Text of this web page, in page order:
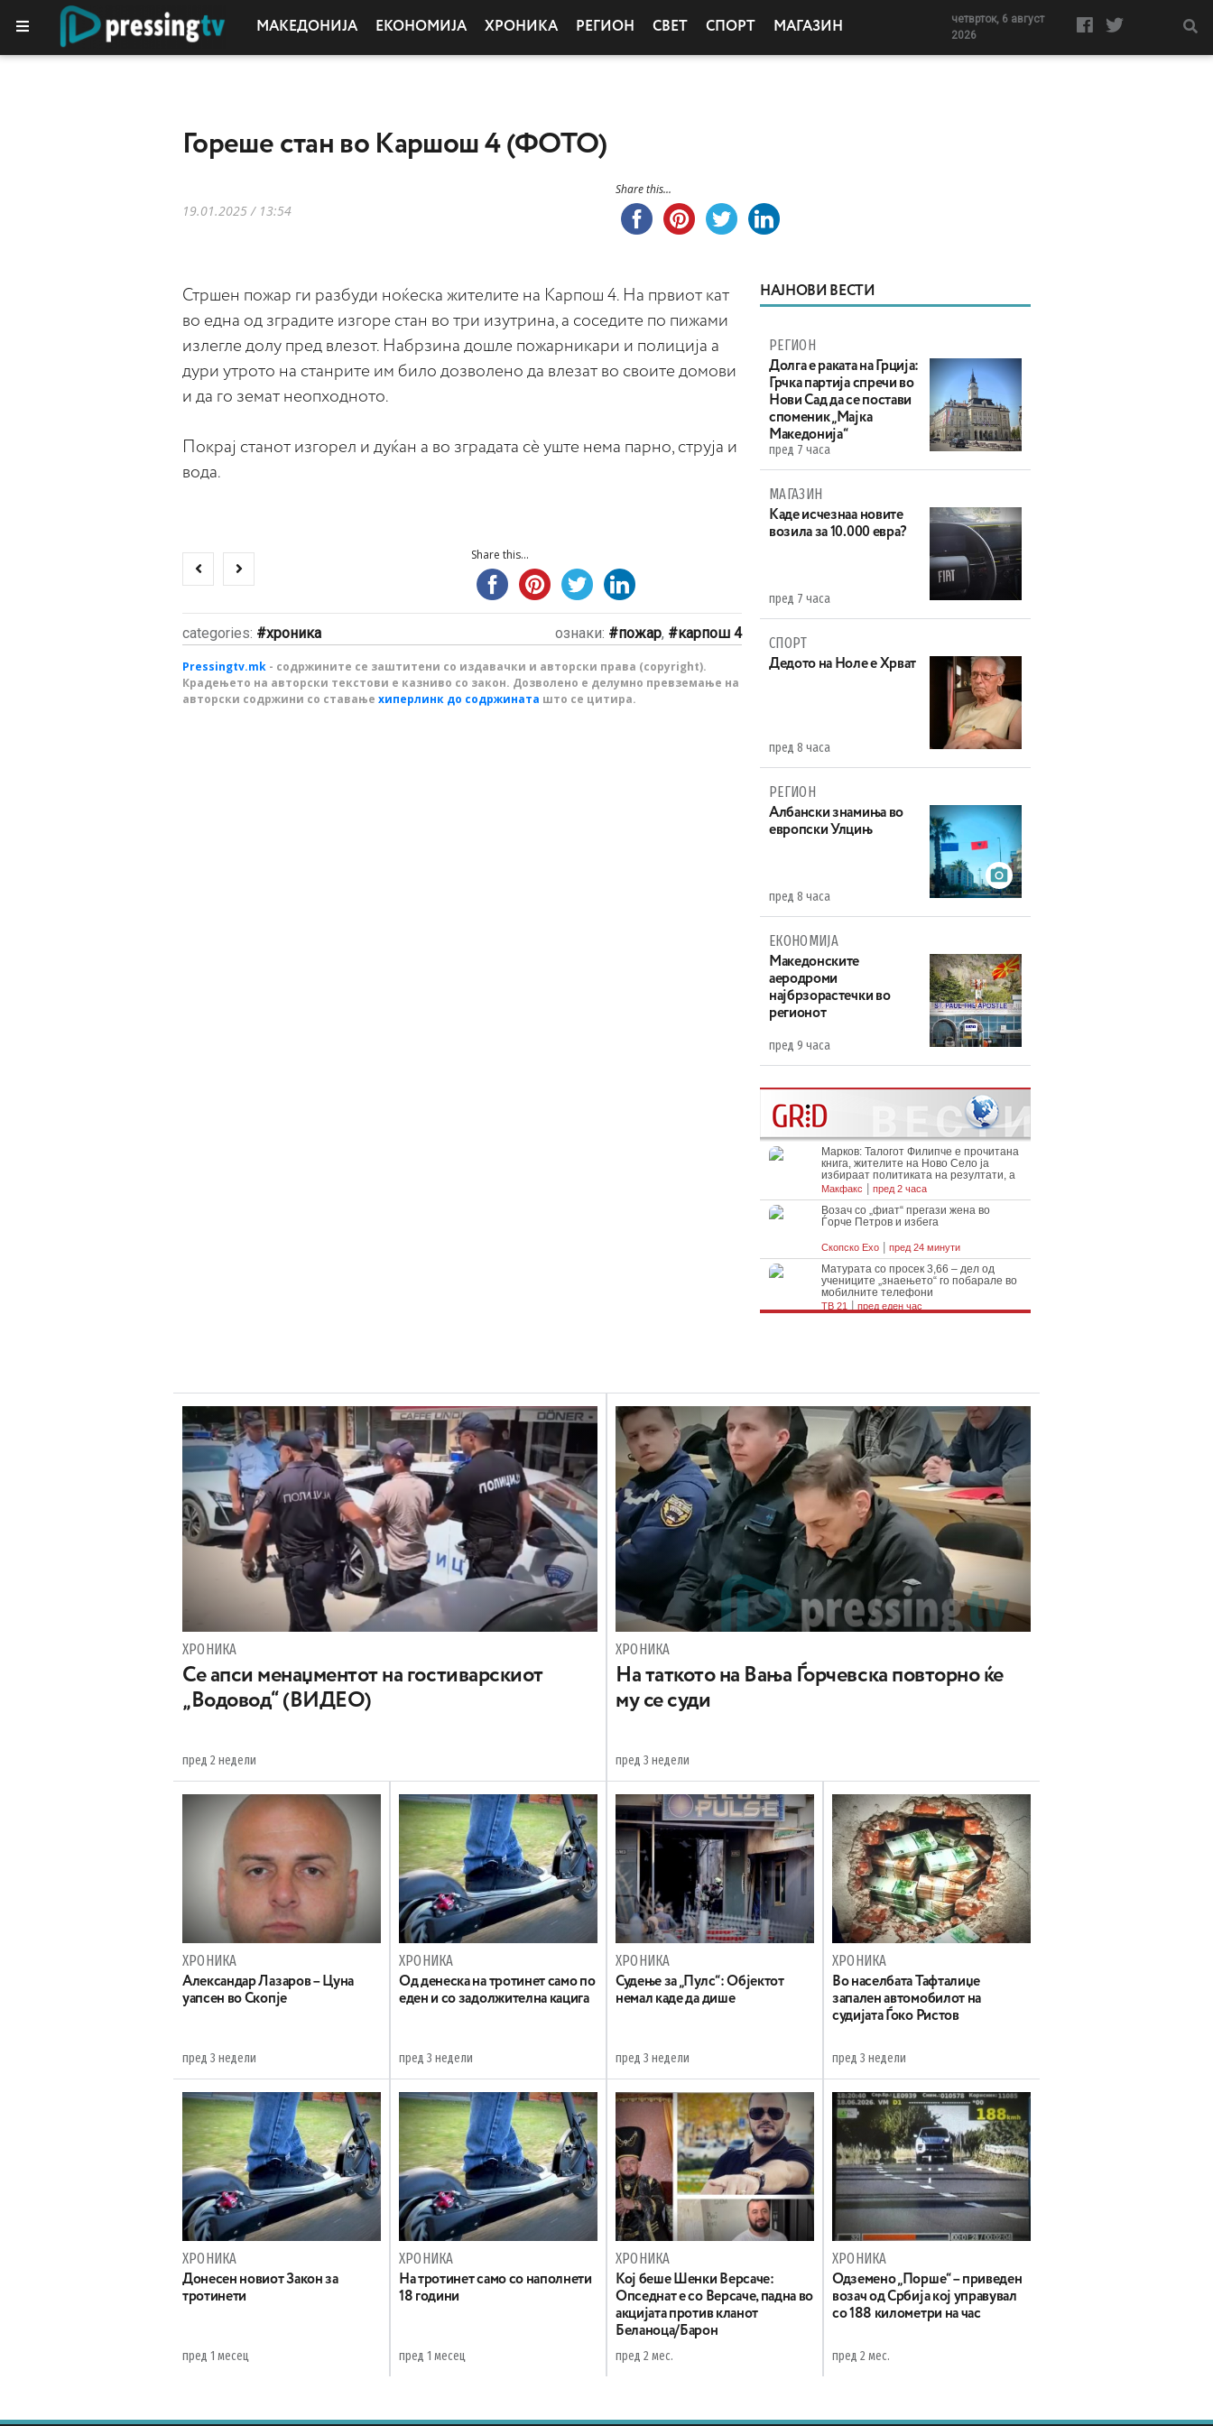
МАКЕДОНИЈА ЕКОНОМИЈА ХРОНИКА РЕГИОН СВЕТ СПОРТ МАГАЗИН
четврток, 6 август
2026
Гореше стан во Каршош 4 (ФОТО)
19.01.2025 / 13:54
Share this...
Стршен пожар ги разбуди ноќеска жителите на Карпош 4. На првиот кат
во една од зградите изгоре стан во три изутрина, а соседите по пижами
излегле долу пред влезот. Набрзина дошле пожарникари и полиција а
дури утрото на станрите им било дозволено да влезат во своите домови
и да го земат неопходното.
Покрај станот изгорел и дуќан а во зградата сѐ уште нема парно, струја и
вода.
Share this...
categories: хроника ознаки: пожар, карпош 4
Pressingtv.mk - содржините се заштитени со издавачки и авторски права (copyright).
Крадењето на авторски текстови е казниво со закон. Дозволено е делумно превземање на
авторски содржини со ставање хиперлинк до содржината што се цитира.
НАЈНОВИ ВЕСТИ
РЕГИОН
Долга е раката на Грција:
Грчка партија спречи во
Нови Сад да се постави
споменик „Мајка
Македонија“
пред 7 часа
МАГАЗИН
Каде исчезнаа новите
возила за 10.000 евра?
пред 7 часа
СПОРТ
Дедото на Ноле е Хрват
пред 8 часа
РЕГИОН
Aлбански знамиња во
европски Улцињ
пред 8 часа
ЕКОНОМИЈА
Maкедонските
аеродроми
најбрзорастечки во
регионот
пред 9 часа
ХРОНИКА
Се апси менаџментот на гостиварскиот
„Водовод“ (ВИДЕО)
пред 2 недели
ХРОНИКА
На таткото на Вања Ѓорчевска повторно ќе
му се суди
пред 3 недели
ХРОНИКА
Александар Лазаров – Цуна
уапсен во Скопје
пред 3 недели
ХРОНИКА
Oд денеска на тротинет само по
еден и со задолжителна кацига
пред 3 недели
ХРОНИКА
Судење за „Пулс“: Објектот
немал каде да дише
пред 3 недели
ХРОНИКА
Во населбата Тафталиџе
запален автомобилот на
судијата Ѓоко Ристов
пред 3 недели
ХРОНИКА
Донесен новиот Закон за
тротинети
пред 1 месец
ХРОНИКА
На тротинет само со наполнети
18 години
пред 1 месец
ХРОНИКА
Koj беше Шенки Версаче:
Oпседнат е со Версаче, падна во
акцијата против кланот
Беланоца/Барон
пред 2 мес.
ХРОНИКА
Одземено „Порше“ – приведен
возач од Србија кој управувал
со 188 километри на час
пред 2 мес.